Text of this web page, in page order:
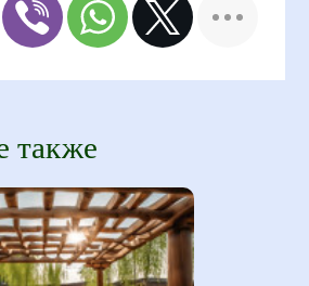
также